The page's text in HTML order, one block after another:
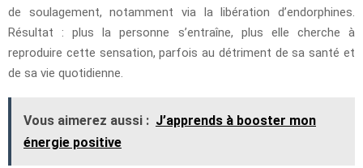
de soulagement, notamment via la libération d’endorphines.
Résultat : plus la personne s’entraîne, plus elle cherche à
reproduire cette sensation, parfois au détriment de sa santé et
de sa vie quotidienne.
Vous aimerez aussi : J’apprends à booster mon
énergie positive